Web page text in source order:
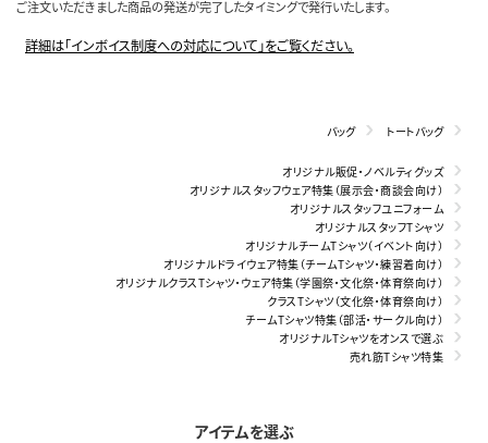
ご注文いただきました商品の発送が完了したタイミングで発行いたします。
詳細は「インボイス制度への対応について」をご覧ください。
バッグ トートバッグ
オリジナル販促・ノベルティグッズ
オリジナルスタッフウェア特集（展示会・商談会向け）
オリジナルスタッフユニフォーム
オリジナルスタッフTシャツ
オリジナルチームTシャツ（イベント向け）
オリジナルドライウェア特集（チームTシャツ・練習着向け）
オリジナルクラスTシャツ・ウェア特集（学園祭・文化祭・体育祭向け）
クラスTシャツ（文化祭・体育祭向け）
チームTシャツ特集（部活・サークル向け）
オリジナルTシャツをオンスで選ぶ
売れ筋Tシャツ特集
アイテムを選ぶ